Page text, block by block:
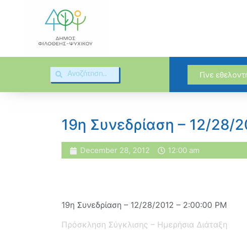
Γίνε
19η Συνεδρίαση – 12/28/
December 28, 2012 12:00 am
19η Συνεδρίαση – 12/28/2012 – 2:00:00 PM
Πρόσκληση Σύγκλισης – Ημερήσια Διάταξη